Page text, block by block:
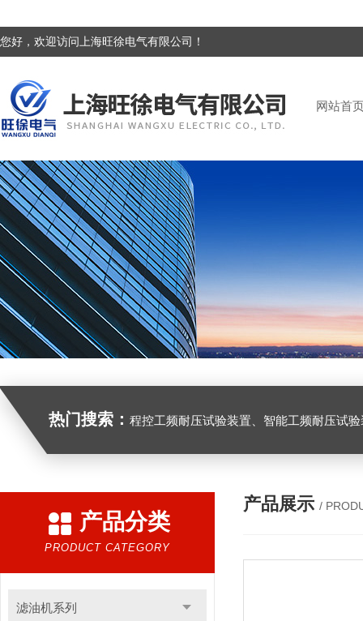
您好，欢迎访问上海旺徐电气有限公司！
网站首
热门搜索： 程控工频耐压试验装置、智能工频耐压试验装置、工频耐压试验装置、工频耐压试验仪、工频耐压试验台、高压耐压试
产品分类
PRODUCT CATEGORY
滤油机系列
产品展示 /